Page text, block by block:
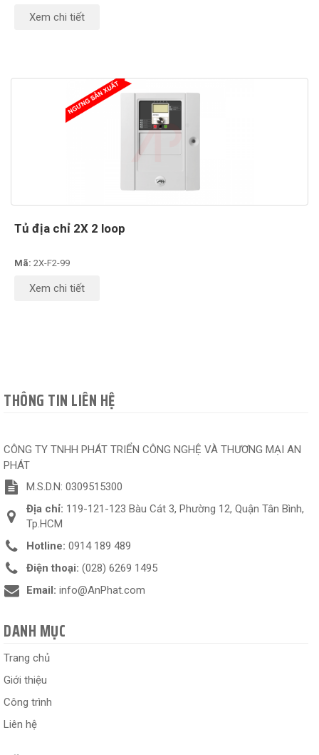
Xem chi tiết
Tủ địa chỉ 2X 2 loop
Mã: 2X-F2-99
Xem chi tiết
THÔNG TIN LIÊN HỆ
CÔNG TY TNHH PHÁT TRIỂN CÔNG NGHỆ VÀ THƯƠNG MẠI AN
PHÁT
M.S.D.N: 0309515300
Địa chỉ: 119-121-123 Bàu Cát 3, Phường 12, Quận Tân Bình,
Tp.HCM
Hotline: 0914 189 489
Điện thoại: (028) 6269 1495
Email: info@AnPhat.com
DANH MỤC
Trang chủ
Giới thiệu
Công trình
Liên hệ